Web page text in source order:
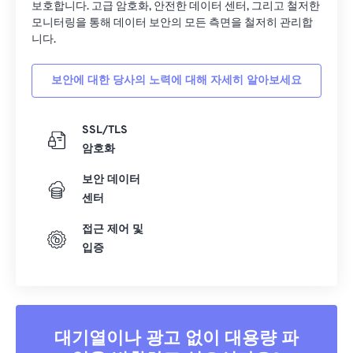
보호합니다. 고급 암호화, 안전한 데이터 센터, 그리고 철저한
모니터링을 통해 데이터 보안의 모든 측면을 철저히 관리합
니다.
보안에 대한 당사의 노력에 대해 자세히 알아보세요
SSL/TLS
암호화
보안 데이터
센터
접근 제어 및
입증
대기열이나 광고 없이 대용량 파